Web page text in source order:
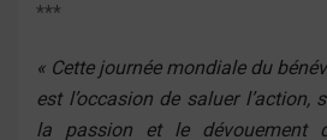
***
« Cette journée mondiale du
est l’occasion de saluer l’action,
la passion et le dévouement